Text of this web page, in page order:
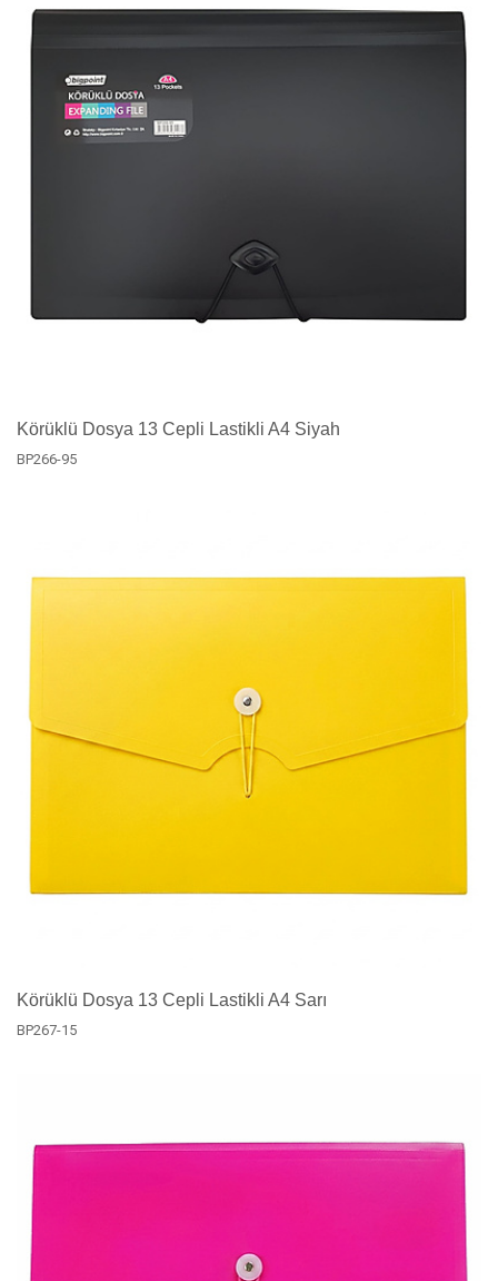
Körüklü Dosya 13 Cepli Lastikli A4 Siyah
BP266-95
Körüklü Dosya 13 Cepli Lastikli A4 Sarı
BP267-15